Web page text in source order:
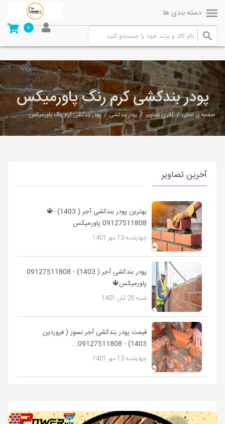
دسته بندی ها
0
پودر بندکشی کرم رنگ پاورمیکس
صفحه ی اصلی/گالري تصاوير/پودر بندکشی/پودر بندکشی کرم رنگ پاورمیکس
آخرین تصاویر
بهترین پودر بندکشی آجر ( 1403) -🔱
09127511808 پاورمیکس
چهارشنبه 13 مهر 1401
پودر بندکشی آجر ( 1403) - 09127511808
پاورمیکس🔱
شنبه 28 آبان 1401
قیمت پودر بندکشی آجر نسوز ( فروردین
1403) - 09127511808...
چهارشنبه 13 مهر 1401